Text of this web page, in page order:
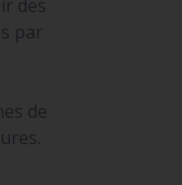
des
par
de